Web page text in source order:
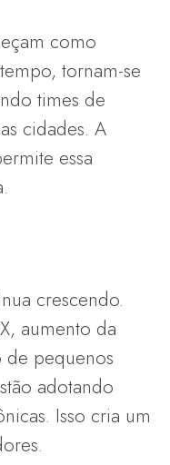
como
tornam-se
times de
cidades. A
essa
crescendo.
aumento da
pequenos
adotando
Isso cria um